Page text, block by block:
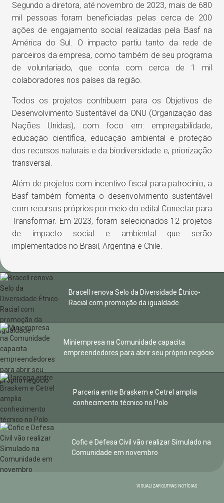
Segundo a diretora, até novembro de 2023, mais de 680
mil pessoas foram beneficiadas pelas cerca de 200
ações de engajamento social realizadas pela Basf na
América do Sul. O impacto partiu tanto da rede de
parceiros da empresa, como também de seu programa
de voluntariado, que conta com cerca de 1 mil
colaboradores nos países da região.
Todos os projetos contribuem para os Objetivos de
Desenvolvimento Sustentável da ONU (Organização das
Nações Unidas), com foco em: empregabilidade,
educação científica, educação ambiental e proteção
dos recursos naturais e da biodiversidade e, priorização
transversal.
Além de projetos com incentivo fiscal para patrocínio, a
Basf também fomenta o desenvolvimento sustentável
com recursos próprios por meio do edital Conectar para
Transformar. Em 2023, foram selecionados 12 projetos
de impacto social e ambiental que serão
implementados no Brasil, Argentina e Chile.
Bracell renova Selo da Diversidade Étnico-
Racial com promoção da igualdade
Miniempresa na Comunidade capacita
empreendedores para abrir seu próprio negócio
Parceria entre Braskem e Cetrel amplia
conhecimento técnico no Polo
Cofic e Defesa Civil vão realizar Simulado na
Comunidade em novembro
VISUALIZAR OUTRAS NOTÍCIAS